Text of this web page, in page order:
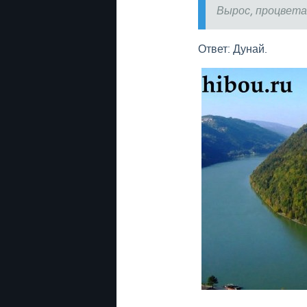
Вырос,
Ответ: Дунай.